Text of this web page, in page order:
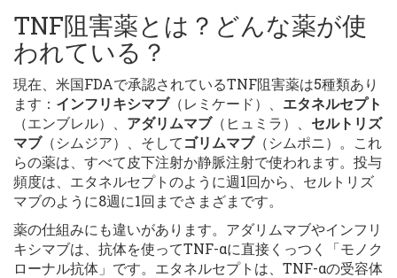
TNF阻害薬とは？どんな薬が使
われている？
現在、米国FDAで承認されているTNF阻害薬は5種類あり
ます： インフリキシマブ（レミケード）、 エタネルセプト
（エンブレル）、 アダリムマブ（ヒュミラ）、 セルトリズ
マブ（シムジア）、そしてゴリムマブ（シムポニ）。これ
らの薬は、すべて皮下注射か静脈注射で使われます。投与
頻度は、エタネルセプトのように週1回から、セルトリズ
マブのように8週に1回までさまざまです。
薬の仕組みにも違いがあります。アダリムマブやインフリ
キシマブは、抗体を使ってTNF-αに直接くっつく「モノク
ローナル抗体」です。エタネルセプトは、TNF-αの受容体